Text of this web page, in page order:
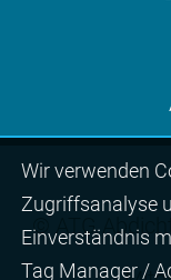
© ATG
Wir ver­wen­den
Zugriffs­ana­lyse
Ein­ver­ständ­nis
Tag Manager /